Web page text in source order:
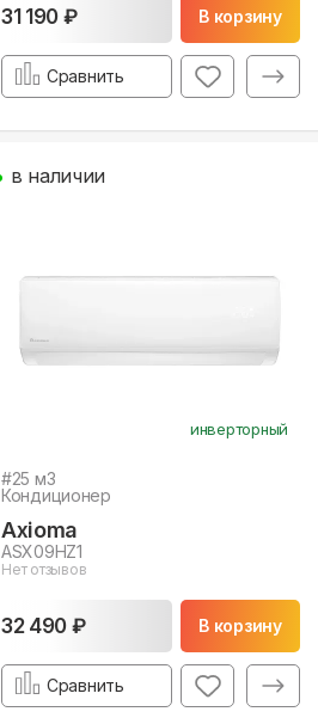
31 190 ₽ В корзину
Сравнить
инверторный
#25 м3
Кондиционер
Axioma
ASX09HZ1
Нет отзывов
32 490 ₽ В корзину
в наличии
Сравнить